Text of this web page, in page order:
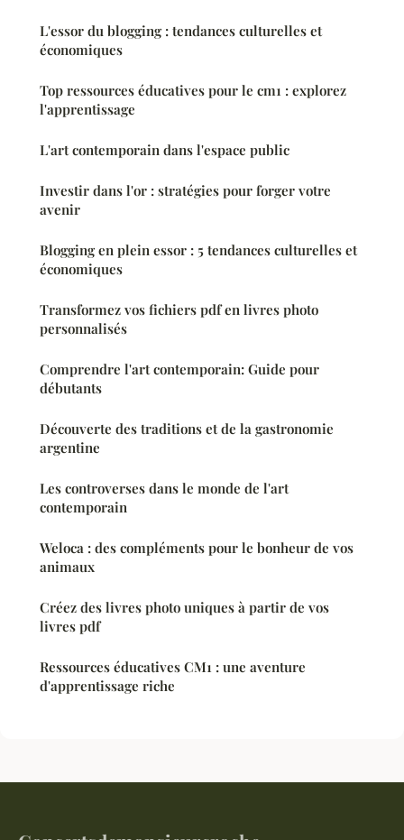
L'essor du blogging : tendances culturelles et
économiques
Top ressources éducatives pour le cm1 : explorez
l'apprentissage
L'art contemporain dans l'espace public
Investir dans l'or : stratégies pour forger votre
avenir
Blogging en plein essor : 5 tendances culturelles et
économiques
Transformez vos fichiers pdf en livres photo
personnalisés
Comprendre l'art contemporain: Guide pour
débutants
Découverte des traditions et de la gastronomie
argentine
Les controverses dans le monde de l'art
contemporain
Weloca : des compléments pour le bonheur de vos
animaux
Créez des livres photo uniques à partir de vos
livres pdf
Ressources éducatives CM1 : une aventure
d'apprentissage riche